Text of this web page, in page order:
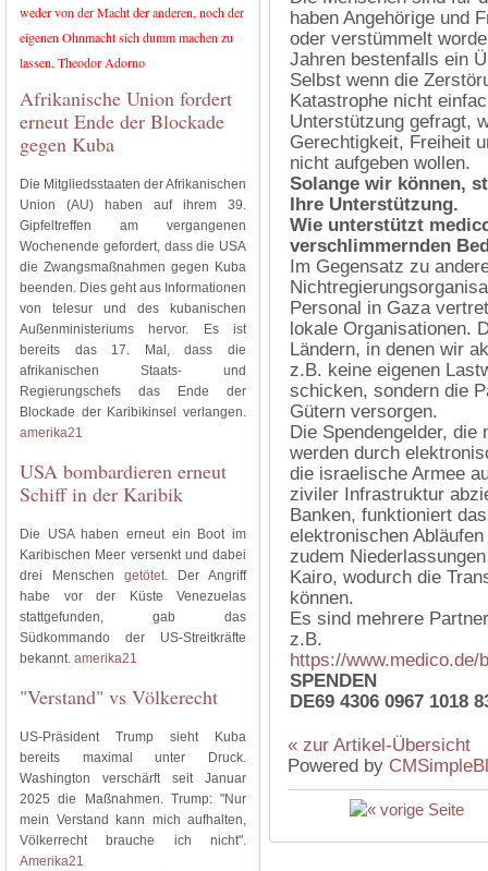
weder von der Macht der anderen, noch der
eigenen Ohnmacht sich dumm machen zu
lassen. Theodor Adorno
Afrikanische Union fordert
erneut Ende der Blockade
gegen Kuba
Die Mitgliedsstaaten der Afrikanischen
Union (AU) haben auf ihrem 39.
Gipfeltreffen am vergangenen
Wochenende gefordert, dass die USA
die Zwangsmaßnahmen gegen Kuba
beenden. Dies geht aus Informationen
von telesur und des kubanischen
Außenministeriums hervor. Es ist
bereits das 17. Mal, dass die
afrikanischen Staats- und
Regierungschefs das Ende der
Blockade der Karibikinsel verlangen.
amerika21
USA bombardieren erneut
Schiff in der Karibik
Die USA haben erneut ein Boot im
Karibischen Meer versenkt und dabei
drei Menschen getötet. Der Angriff
habe vor der Küste Venezuelas
stattgefunden, gab das
Südkommando der US-Streitkräfte
bekannt. amerika21
"Verstand" vs Völkerecht
US-Präsident Trump sieht Kuba
bereits maximal unter Druck.
Washington verschärft seit Januar
2025 die Maßnahmen. Trump: "Nur
mein Verstand kann mich aufhalten,
Völkerrecht brauche ich nicht".
Amerika21
haben Angehörige und
oder verstümmelt
Jahren bestenfalls ein
Selbst wenn die
Katastrophe nicht
Unterstützung gefragt,
Gerechtigkeit, Freiheit
nicht aufgeben wollen.
Solange wir können,
Ihre Unterstützung.
Wie unterstützt
verschlimmernden
Im Gegensatz zu
Personal in Gaza
lokale Organisationen.
Ländern, in denen wir
z.B. keine eigenen
schicken, sondern die
Gütern versorgen.
Die Spendengelder,
werden durch
die israelische Armee
ziviler Infrastruktur
Banken, funktioniert
elektronischen
zudem
Kairo, wodurch die
können.
Es sind mehrere
z.B.
https://www.medico.de/
SPENDEN
DE69 4306 0967 1018
« zur Artikel-Übersicht
Powered by